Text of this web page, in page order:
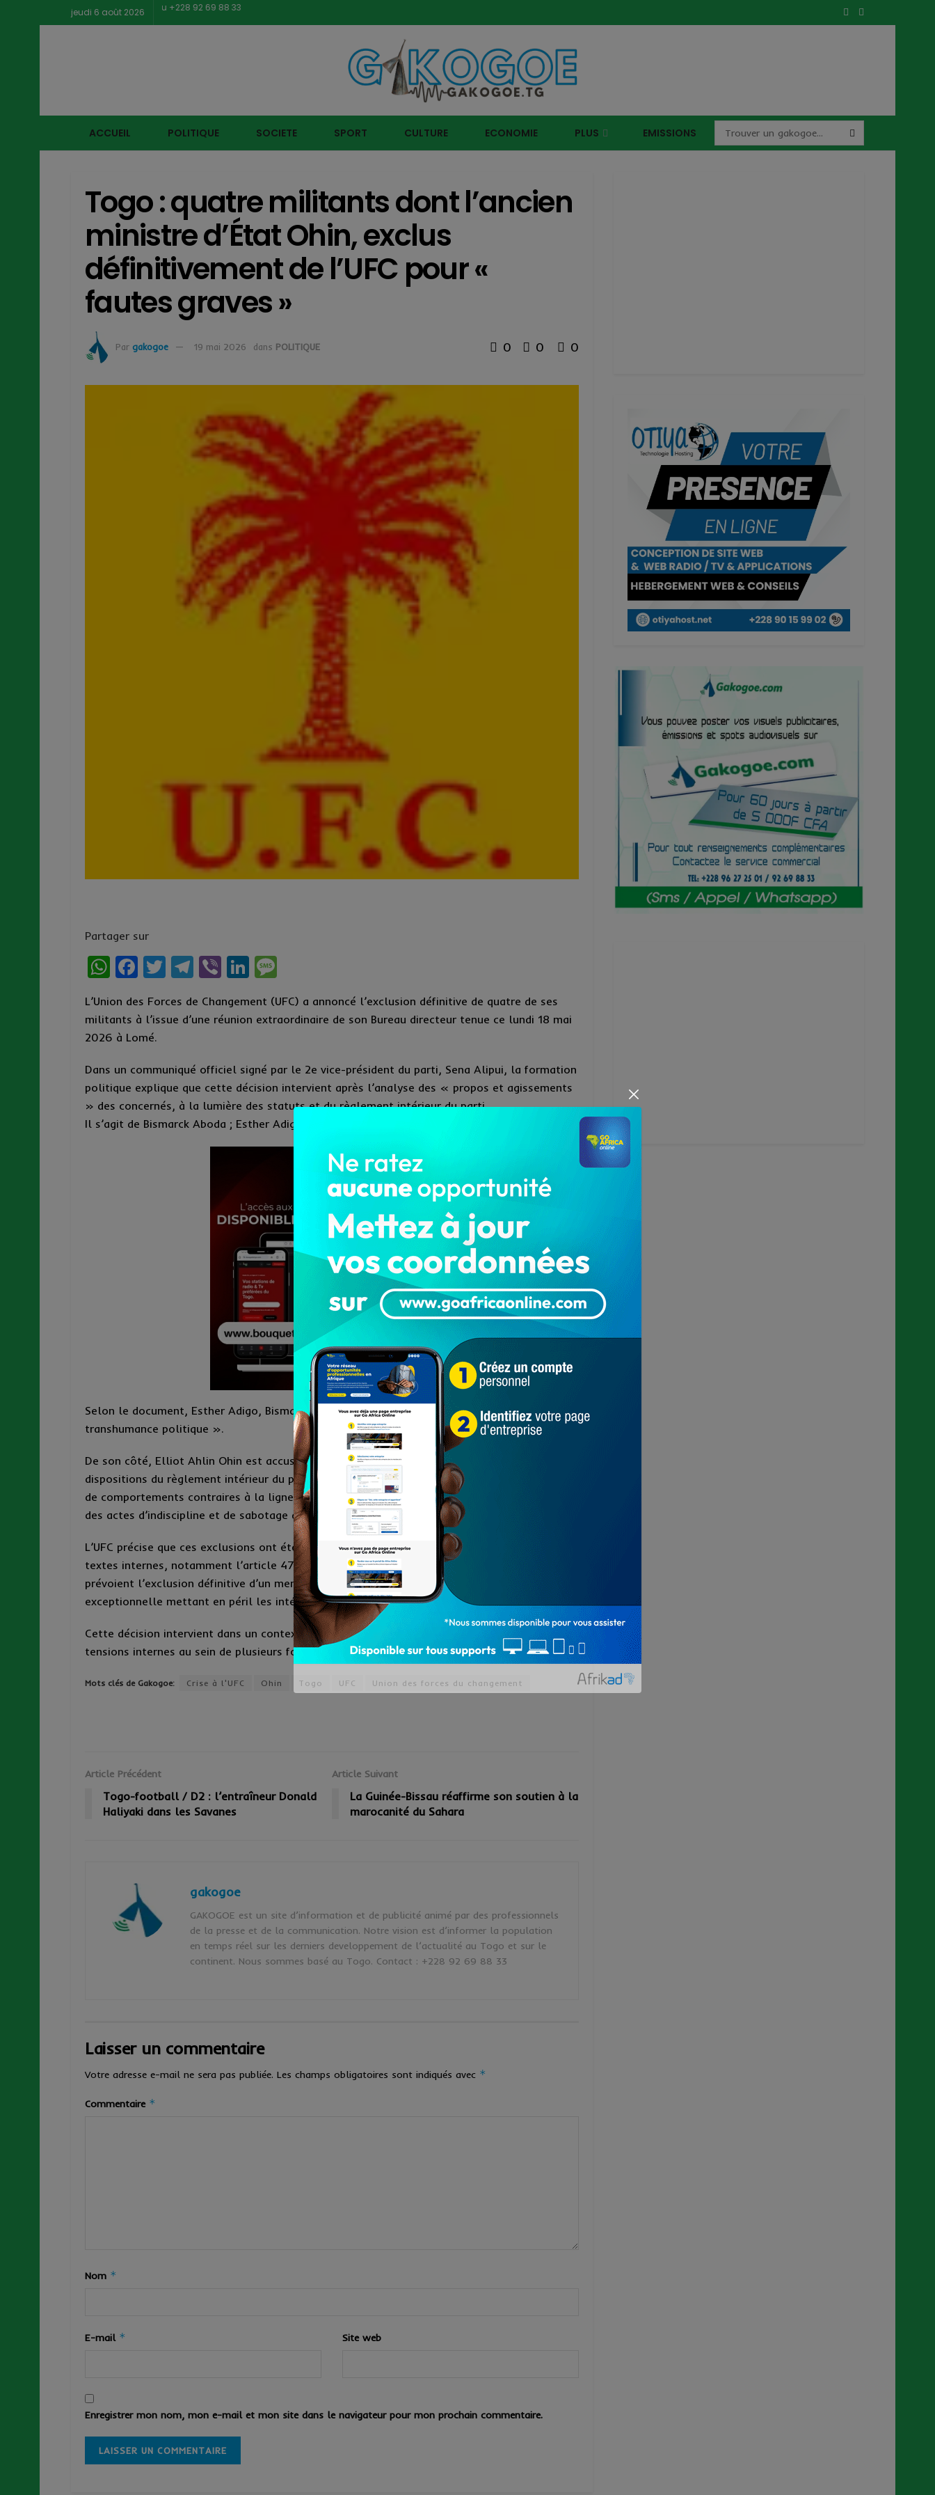
jeudi 6 août 2026
ACCUEIL POLITIQUE SOCIETE SPORT CULTURE ECONOMIE PLUS EMISSIONS
Togo : quatre militants dont l’ancien
ministre d’État Ohin, exclus
définitivement de l’UFC pour «
fautes graves »
Par gakogoe 19 mai 2026 dans POLITIQUE 0 0 0
Partager sur
W
at
s
p
p
F
ce
b
o
k
T
it
T
e
a
m
Vi
er
Li
ke
es
s
e
L’Union des Forces de Changement (UFC) a annoncé l’exclusion définitive de quatre de ses
militants à l’issue d’une réunion extraordinaire de son Bureau directeur tenue ce lundi 18 mai
2026 à Lomé.
Dans un communiqué officiel signé par le 2e vice-président du parti, Sena Alipui, la formation
politique explique que cette décision intervient après l’analyse des « propos et agissements
» des concernés, à la lumière des statuts et du règlement intérieur du parti.
Il s’agit de Bismarck Aboda ; Esther Adigo ; Fada Adzrakou et Elliot Ahlin Ohin.
Selon le document, Esther Adigo, Bismarck Aboda et Fada Adzrakou sont sanctionnés pour «
transhumance politique ».
De son côté, Elliot Ahlin Ohin est accusé de violations répétées des statuts et des
dispositions du règlement intérieur du parti, notamment des procédures financières, ainsi que
de comportements contraires à la ligne politique de l’UFC. Le communiqué évoque également
des actes d’indiscipline et de sabotage de l’action du parti.
L’UFC précise que ces exclusions ont été prononcées conformément aux dispositions de ses
textes internes, notamment l’article 47 des statuts et l’article 26 du règlement intérieur, qui
prévoient l’exclusion définitive d’un membre en cas de faute jugée d’une gravité
exceptionnelle mettant en péril les intérêts, la discipline et l’unité du parti.
Cette décision intervient dans un contexte politique marqué par des recompositions et des
tensions internes au sein de plusieurs formations politiques togolaises.
Mots clés de Gakogoe: Crise à l'UFC Ohin Togo UFC Union des forces du changement
Article Précédent
Togo-football / D2 : l’entraîneur Donald
Haliyaki dans les Savanes
Article Suivant
La Guinée-Bissau réaffirme son soutien à la
marocanité du Sahara
gakogoe
GAKOGOE est un site d’information et de publicité animé par des professionnels
de la presse et de la communication. Notre vision est d’informer la population
en temps réel sur les derniers developpement de l’actualité au Togo et sur le
continent. Nous sommes basé au Togo. Contact : +228 92 69 88 33
Laisser un commentaire
Votre adresse e-mail ne sera pas publiée. Les champs obligatoires sont indiqués avec *
Commentaire *
Nom *
E-mail * Site web
Enregistrer mon nom, mon e-mail et mon site dans le navigateur pour mon prochain commentaire.